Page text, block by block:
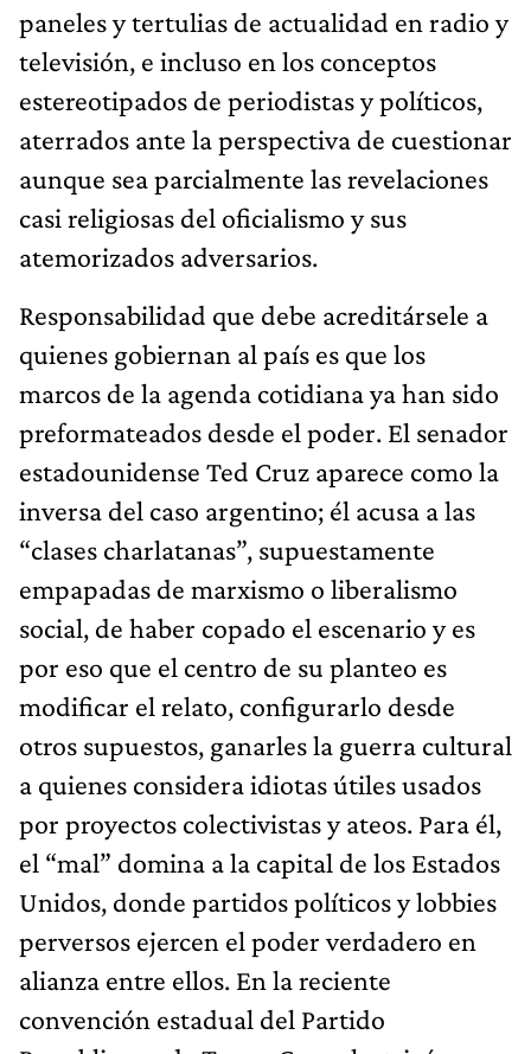
paneles y tertulias de actualidad en radio y
televisión, e incluso en los conceptos
estereotipados de periodistas y políticos,
aterrados ante la perspectiva de cuestionar
aunque sea parcialmente las revelaciones
casi religiosas del oficialismo y sus
atemorizados adversarios.
Responsabilidad que debe acreditársele a
quienes gobiernan al país es que los
marcos de la agenda cotidiana ya han sido
preformateados desde el poder. El senador
estadounidense Ted Cruz aparece como la
inversa del caso argentino; él acusa a las
“clases charlatanas”, supuestamente
empapadas de marxismo o liberalismo
social, de haber copado el escenario y es
por eso que el centro de su planteo es
modificar el relato, configurarlo desde
otros supuestos, ganarles la guerra cultural
a quienes considera idiotas útiles usados
por proyectos colectivistas y ateos. Para él,
el “mal” domina a la capital de los Estados
Unidos, donde partidos políticos y lobbies
perversos ejercen el poder verdadero en
alianza entre ellos. En la reciente
convención estadual del Partido